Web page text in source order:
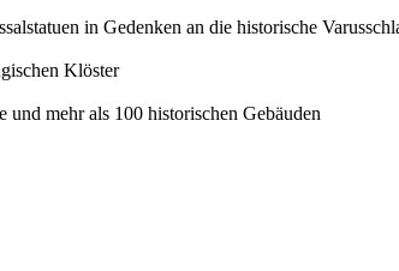
in Gedenken an die historische
Klöster
mehr als 100 historischen Gebäuden